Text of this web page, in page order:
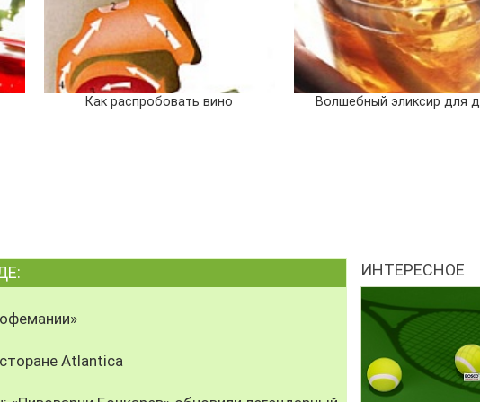
Как распробовать вино Волшебный эликсир для
Atlantica
ИНТЕРЕСНОЕ